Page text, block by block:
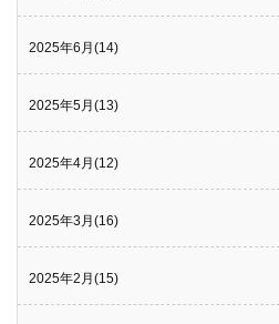
2025年6月(14)
2025年5月(13)
2025年4月(12)
2025年3月(16)
2025年2月(15)